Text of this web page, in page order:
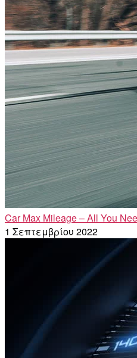
Car Max Mileage – All You
1 Σεπτεμβρίου 2022